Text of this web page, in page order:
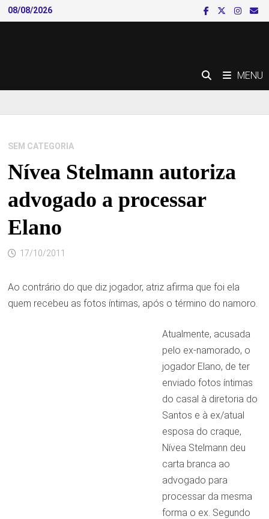
Skip
to
08/08/2026
MENU
SEM CATEGORIA
Nívea Stelmann autoriza
advogado a processar
Elano
17/10/2011
Ao contrário do que diz jogador, atriz afirma que foi ela
quem recebeu as fotos íntimas, após o término do namoro.
Atualmente, acusada
pelo ex-namorado, o
jogador Elano, de ter
enviado fotos íntimas
do casal à diretoria do
Santos e à ex/atual
esposa do craque,
Nívea Stelmann deu
carta branca ao
advogado para
processar da mesma
forma o ex. Segundo